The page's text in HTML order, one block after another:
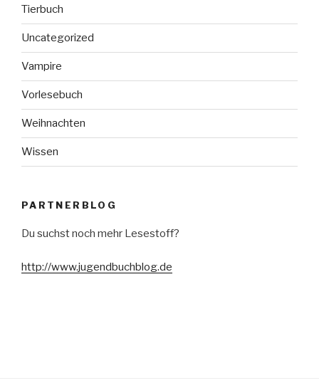
Tierbuch
Uncategorized
Vampire
Vorlesebuch
Weihnachten
Wissen
PARTNERBLOG
Du suchst noch mehr Lesestoff?
http://www.jugendbuchblog.de